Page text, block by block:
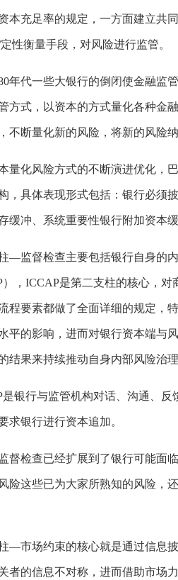
本充足率的规定，一方面建立共
性衡量手段，对风险进行监管。
80年代一些大银行的倒闭使金融
方式，以资本的方式量化各种金
不断量化新的风险，将新的风险
量化风险方式的不断演进优化，
，具体表现形式包括：银行必须
缓冲、系统重要性银行附加资本
—监督检查主要包括银行自身的
），ICCAP是第二支柱的核心，
程要素都做了全面详细的规定，
平的影响，进而对银行资本端与
结果来持续推动自身内部风险治
是银行与监管机构对话、沟通、
求银行进行资本追加。
督检查已经扩展到了银行可能面
险这些已为大家所熟知的风险，
—市场约束的核心就是通过信息
者的信息不对称，进而借助市场